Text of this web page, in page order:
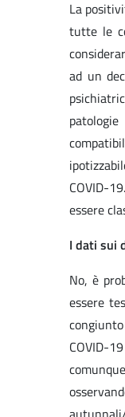
La
tutte le
ad un
COVID-
essere
I dati sui
No, è
essere
COVID-